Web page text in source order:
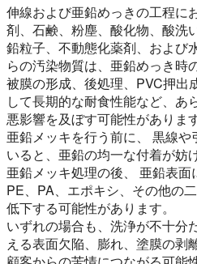
伸線および亜鉛めっきの工程に
剤、石鹸、粉塵、酸化物、酸洗
鉛粒子、不動態化薬剤、および
らの汚染物質は、亜鉛めっき時
被膜の形成、後処理、PVC押出
して長期的な耐食性能など、あ
悪影響を及ぼす可能性があります
亜鉛メッキを行う前に、
黒線や
いると、亜鉛の均一な付着が妨
亜鉛メッキ処理の後、
亜鉛表面
PE、PA、エポキシ、その他の
低下する可能性があります。
いずれの場合も、洗浄が不十分
える表面欠陥、膨れ、塗膜の剥